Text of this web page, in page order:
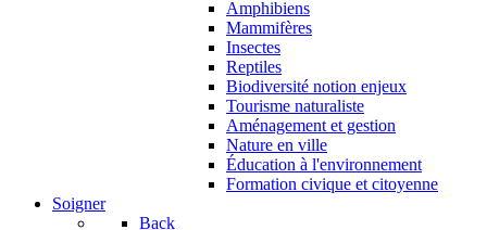
Amphibiens
Mammifères
Insectes
Reptiles
Biodiversité notion enjeux
Tourisme naturaliste
Aménagement et gestion
Nature en ville
Éducation à l'environnement
Formation civique et citoyenne
Soigner
Back